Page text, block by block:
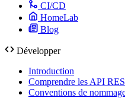
CI/CD
HomeLab
Blog
Développer
Introduction
Comprendre les API
Conventions de